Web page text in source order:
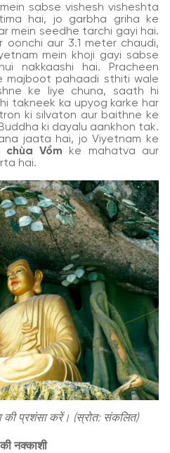
sabse vishesh visheshta
hai, jo garbha griha ke
mein seedhe tarchi gayi hai.
oonchi aur 3.1 meter chaudi,
mein khoji gayi sabse
nakkaashi hai. Pracheen
majboot pahaadi sthiti wale
ke liye chuna, saath hi
takneek ka upyog karke har
ki silvaton aur baithne ke
ki dayalu aankhon tak.
jaata hai, jo Viyetnam ke
chùa Vồm ke mahatva aur
hai.
की प्रशंसा करें। (स्रोत: संकलित)
नक्काशी